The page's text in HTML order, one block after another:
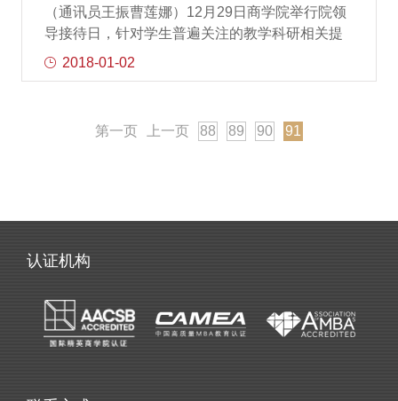
作为南开大学商学院的优秀校友企业将秉承教育
为本的社会责任回报母校，继续大力支持商学院
和财务管理系的发展。李莉教授强调了奖学金、
助学金和感恩的三层内涵，十年心怀感恩，砥砺
（通讯员王振曹莲娜）12月29日商学院举行院领
导接待日，针对学生普遍关注的教学科研相关提
案进行研讨。商学院党委书记孙跃，商学院副院
院长王坚及辅导员老师与学院20余位学生代表进
行了面对面沟通。活动前，学院通过商学院学生
学生骨干共收集到由全院本硕博的几十条意见整
职业意识和商业感，促进师生交流，完善学院线
程设置和专业相关重点问题与院领导进行交流。
学院领导认真倾听了同学们的问题，与同学们亲
关部署，做好落实推动工作。据悉，商学院领导
2018-01-02
第一页 上一页 88 89 90 91
认证机构